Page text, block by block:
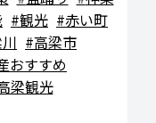
観光
赤い町
高梁市
おすすめ
梁観光